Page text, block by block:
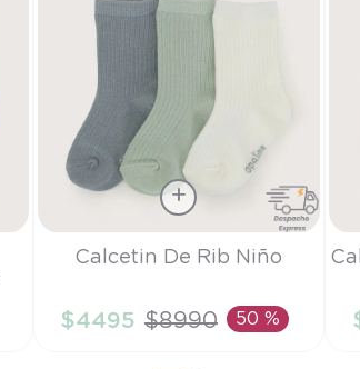
Talla
AÑADIR AL CARRITO
Calcetin De Rib Niño
$4495 $8990 50 %